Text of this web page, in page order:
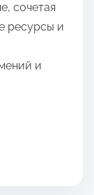
сочетая
ресурсы и
и